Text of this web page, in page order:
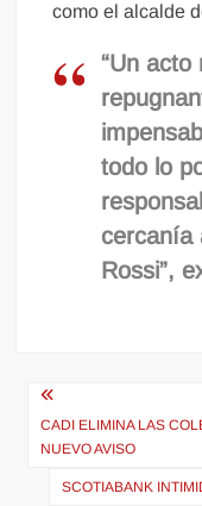
como el alcalde
“Un acto
todo lo
cercanía
Rossi”,
Navegación
de
entradas
CADI ELIMINA LAS
NUEVO AVISO
SCOTIABANK